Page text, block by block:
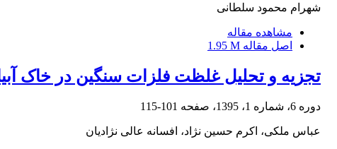
شهرام محمود سلطانی
مشاهده مقاله
اصل مقاله 1.95 M
تجزیه و تحلیل غلظت فلزات سنگین در خاک
دوره 6، شماره 1، 1395، صفحه 101-115
عباس ملکی، اکرم حسین نژاد، افسانه عالی نژادیان